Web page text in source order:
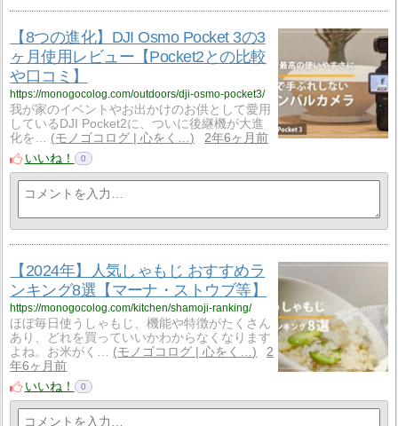
【8つの進化】DJI Osmo Pocket 3の3
ヶ月使用レビュー【Pocket2との比較
や口コミ】
https://monogocolog.com/outdoors/dji-osmo-pocket3/
我が家のイベントやお出かけのお供として愛用
しているDJI Pocket2に、ついに後継機が大進
化を…
モノゴコログ | 心をく…
2年6ヶ月前
いいね！
0
【2024年】人気しゃもじ おすすめラ
ンキング8選【マーナ・ストウブ等】
https://monogocolog.com/kitchen/shamoji-ranking/
ほぼ毎日使うしゃもじ、機能や特徴がたくさん
あり、どれを買っていいかわからなくなります
よね。お米がく…
モノゴコログ | 心をく…
2
年6ヶ月前
いいね！
0